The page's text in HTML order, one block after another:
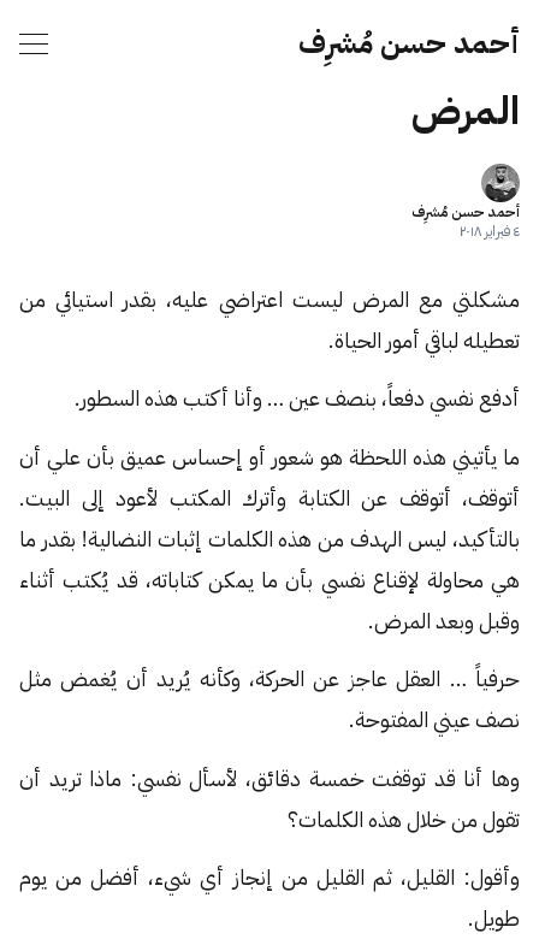
أحمد حسن مُشرِف
المرض
أحمد حسن مُشرِف
٤ فبراير ٢٠١٨
مشكلتي مع المرض ليست اعتراضي عليه، بقدر استيائي من
تعطيله لباقي أمور الحياة.
أدفع نفسي دفعاً، بنصف عين … وأنا أكتب هذه السطور.
ما يأتيني هذه اللحظة هو شعور أو إحساس عميق بأن علي أن
أتوقف، أتوقف عن الكتابة وأترك المكتب لأعود إلى البيت.
بالتأكيد، ليس الهدف من هذه الكلمات إثبات النضالية! بقدر ما
هي محاولة لإقناع نفسي بأن ما يمكن كتاباته، قد يُكتب أثناء
وقبل وبعد المرض.
حرفياً … العقل عاجز عن الحركة، وكأنه يُريد أن يُغمض مثل
نصف عيني المفتوحة.
وها أنا قد توقفت خمسة دقائق، لأسأل نفسي: ماذا تريد أن
تقول من خلال هذه الكلمات؟
وأقول: القليل، ثم القليل من إنجاز أي شيء، أفضل من يوم
طويل.